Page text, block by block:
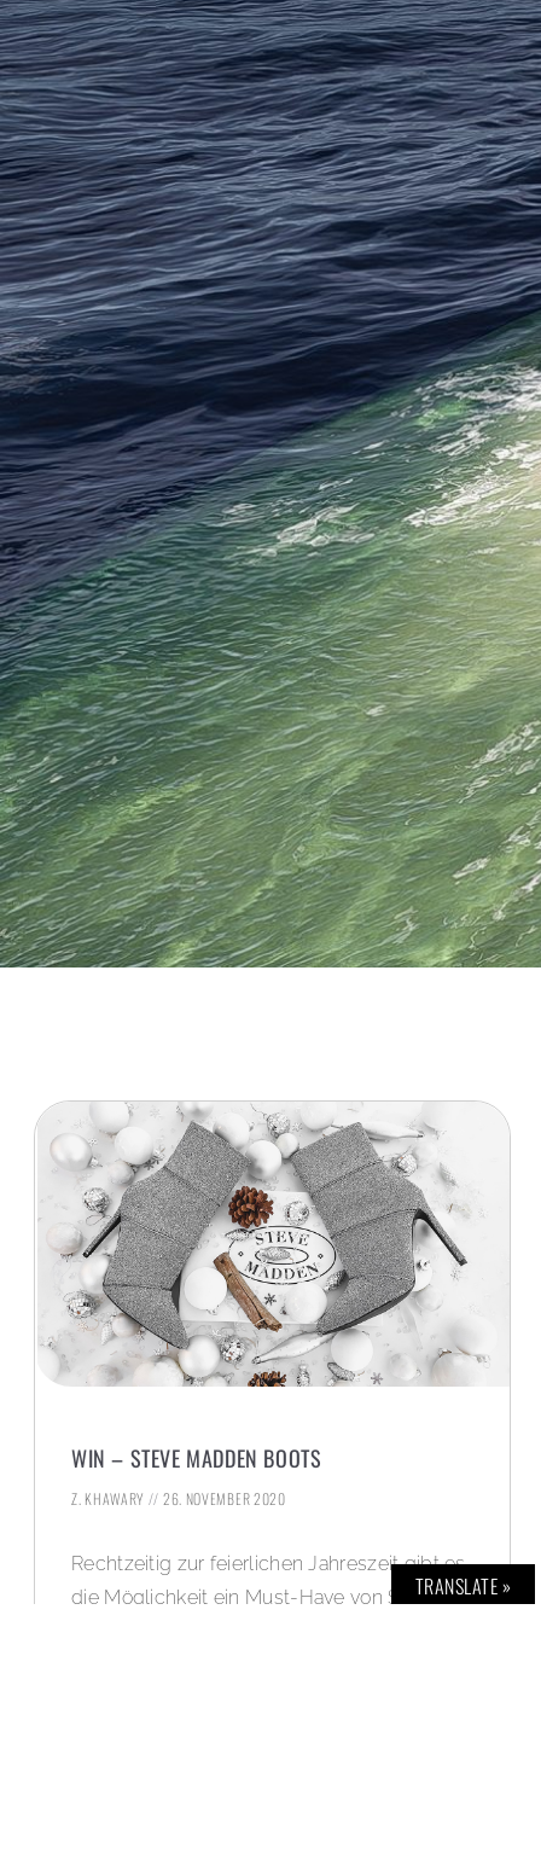
WIN – STEVE MADDEN BOOTS
Z. KHAWARY 26. NOVEMBER 2020
Rechtzeitig zur feierlichen Jahreszeit gibt es
die Möglichkeit ein Must-Have von SteveTRANSLATE »